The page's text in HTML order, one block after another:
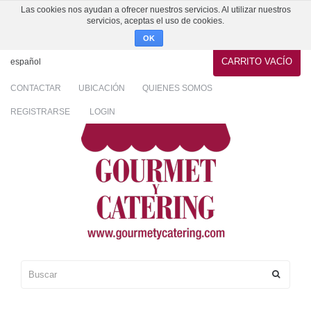
Las cookies nos ayudan a ofrecer nuestros servicios. Al utilizar nuestros
servicios, aceptas el uso de cookies.
OK
CARRITO VACÍO
español
CONTACTAR UBICACIÓN QUIENES SOMOS
REGISTRARSE LOGIN